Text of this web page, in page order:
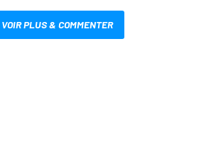
VOIR PLUS & COMMENTER